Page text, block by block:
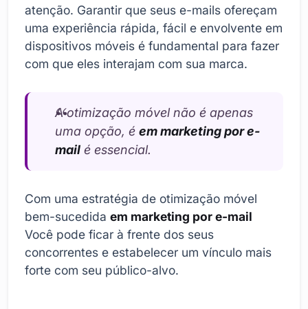
atenção. Garantir que seus e-mails ofereçam
uma experiência rápida, fácil e envolvente em
dispositivos móveis é fundamental para fazer
com que eles interajam com sua marca.
A otimização móvel não é apenas
uma opção, é em marketing por e-
mail é essencial.
Com uma estratégia de otimização móvel
bem-sucedida em marketing por e-mail
Você pode ficar à frente dos seus
concorrentes e estabelecer um vínculo mais
forte com seu público-alvo.